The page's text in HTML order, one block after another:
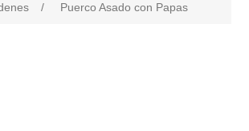
/ Puerco Asado con Papas